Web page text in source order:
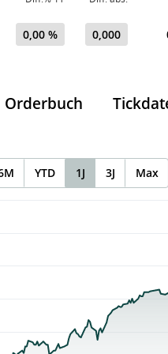
0,00 % 0,000
Orderbuch
YTD 1J 3J Max
displaying Time. Data ranges